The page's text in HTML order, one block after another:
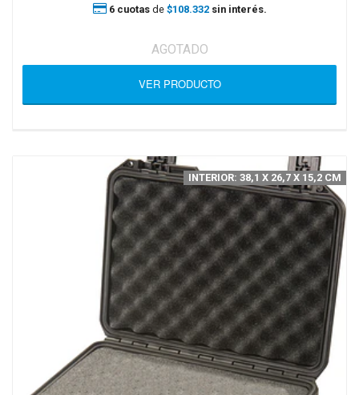
6 cuotasde $108.332 sin interés.
AGOTADO
VER PRODUCTO
INTERIOR: 38,1 X 26,7 X 15,2 CM